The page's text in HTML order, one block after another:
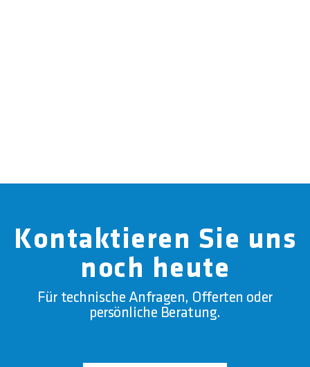
Kontaktieren Sie uns
noch heute
Für technische Anfragen, Offerten oder
persönliche Beratung.